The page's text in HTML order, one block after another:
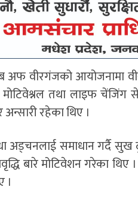
वीरगंजको आयोजनामा
तथा लाइफ चेंजिंग
रहेका थिए ।
अड्चनलाई समाधान गर्दै
बारे मोटिवेशन गरेका थिए
।